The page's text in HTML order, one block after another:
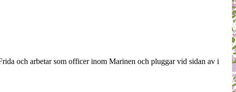
och arbetar som officer inom Marinen och pluggar vid sidan av i